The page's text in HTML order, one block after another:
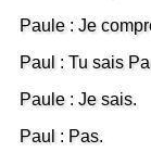
Paule : Je
Paul : Tu sais
Paule : Je sais.
Paul : Pas.